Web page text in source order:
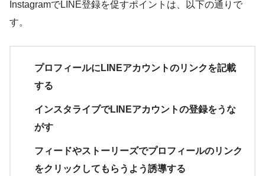
InstagramでLINE登録を促すポイントは、以下の通りで
す。
プロフィールにLINEアカウントのリンクを記載
する
インスタライブでLINEアカウントの登録をうな
がす
フィードやストーリーズでプロフィールのリンク
をクリックしてもらうよう誘導する